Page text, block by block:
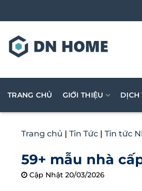
qua
dung
TRANG CHỦ GIỚI THIỆU DỊCH
Trang chủ | Tin Tức | Tin tức
59+ mẫu nhà
Cập Nhật 20/03/2026